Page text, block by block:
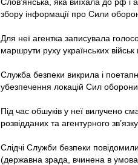
збору інформації про Сили
Для неї агентка записувала
маршрути руху українських
Служба безпеки викрила і
убезпечення локацій Сил
Під час обшуків у неї вилучено
розвідданих та агентурного зв’язку.
Слідчі Служби безпеки
(державна зрада, вчинена в